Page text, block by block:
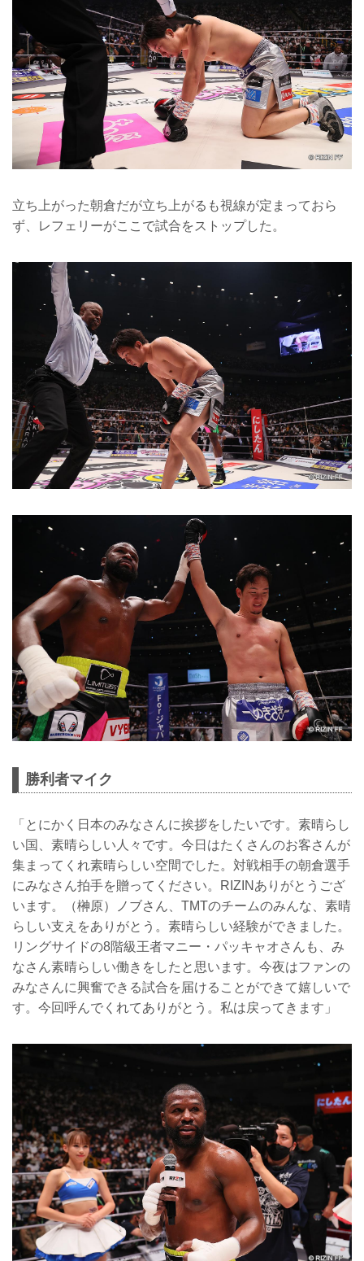
立ち上がった朝倉だが立ち上がるも視線が定まっておら
ず、レフェリーがここで試合をストップした。
勝利者マイク
「とにかく日本のみなさんに挨拶をしたいです。素晴らし
い国、素晴らしい人々です。今日はたくさんのお客さんが
集まってくれ素晴らしい空間でした。対戦相手の朝倉選手
にみなさん拍手を贈ってください。RIZINありがとうござ
います。（榊原）ノブさん、TMTのチームのみんな、素晴
らしい支えをありがとう。素晴らしい経験ができました。
リングサイドの8階級王者マニー・パッキャオさんも、み
なさん素晴らしい働きをしたと思います。今夜はファンの
みなさんに興奮できる試合を届けることができて嬉しいで
す。今回呼んでくれてありがとう。私は戻ってきます」